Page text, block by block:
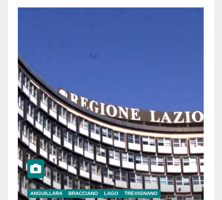
ANGUILLARA BRACCIANO LAGO TREVIGNANO